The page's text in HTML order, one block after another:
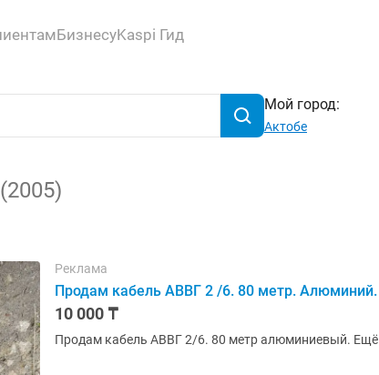
БизнесуKaspi Гид
Мой город:
Актобе
(2005)
Реклама
Продам кабель АВВГ 2 /6. 80 метр.
10 000 ₸
Продам кабель АВВГ 2/6. 80 метр алюминиевый. Ещё